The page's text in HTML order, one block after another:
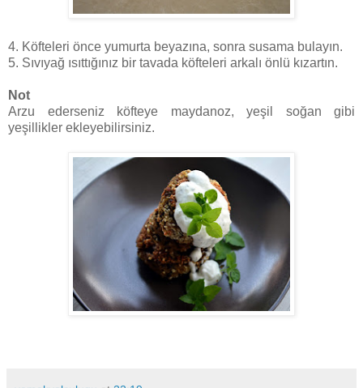
4. Köfteleri önce yumurta beyazına, sonra susama bulayın.
5. Sıvıyağ ısıttığınız bir tavada köfteleri arkalı önlü kızartın.
Not
Arzu ederseniz köfteye maydanoz, yeşil soğan gibi
yeşillikler ekleyebilirsiniz.